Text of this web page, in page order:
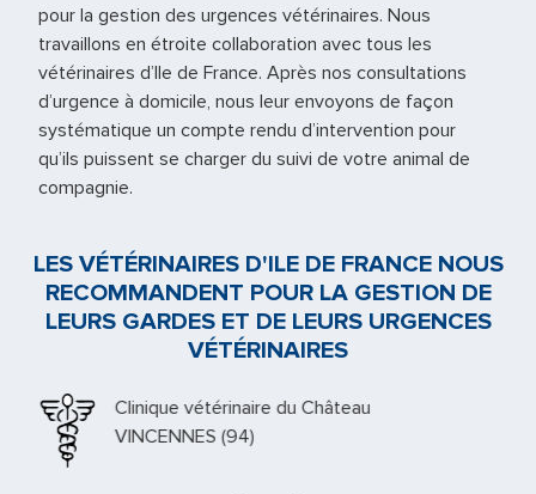
pour la gestion des urgences vétérinaires. Nous
travaillons en étroite collaboration avec tous les
vétérinaires d’Ile de France. Après nos consultations
d’urgence à domicile, nous leur envoyons de façon
systématique un compte rendu d’intervention pour
qu’ils puissent se charger du suivi de votre animal de
compagnie.
LES VÉTÉRINAIRES D'ILE DE FRANCE NOUS
RECOMMANDENT POUR LA GESTION DE
LEURS GARDES ET DE LEURS URGENCES
VÉTÉRINAIRES
Clinique vétérinaire du Château
VINCENNES (94)